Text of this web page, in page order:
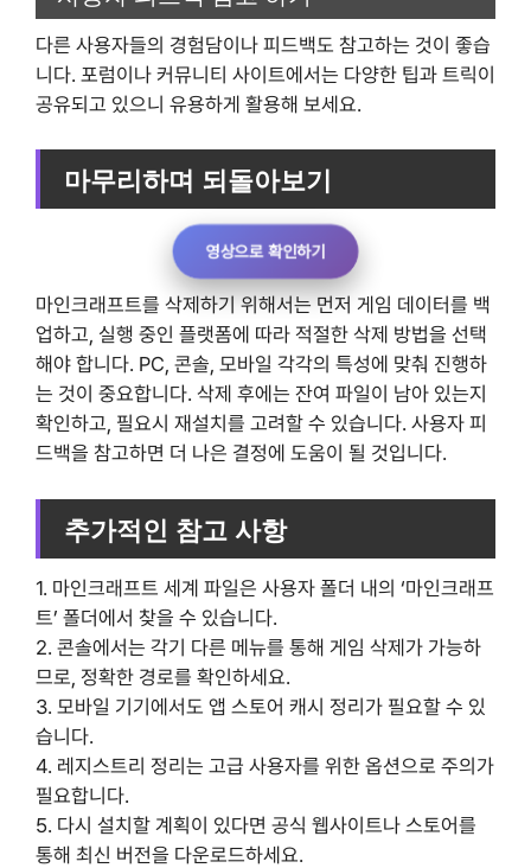
다른 사용자들의 경험담이나 피드백도 참고하는 것이 좋습
니다. 포럼이나 커뮤니티 사이트에서는 다양한 팁과 트릭이
공유되고 있으니 유용하게 활용해 보세요.
마무리하며 되돌아보기
영상으로 확인하기
마인크래프트를 삭제하기 위해서는 먼저 게임 데이터를 백
업하고, 실행 중인 플랫폼에 따라 적절한 삭제 방법을 선택
해야 합니다. PC, 콘솔, 모바일 각각의 특성에 맞춰 진행하
는 것이 중요합니다. 삭제 후에는 잔여 파일이 남아 있는지
확인하고, 필요시 재설치를 고려할 수 있습니다. 사용자 피
드백을 참고하면 더 나은 결정에 도움이 될 것입니다.
추가적인 참고 사항
1. 마인크래프트 세계 파일은 사용자 폴더 내의 ‘마인크래프
트’ 폴더에서 찾을 수 있습니다.
2. 콘솔에서는 각기 다른 메뉴를 통해 게임 삭제가 가능하
므로, 정확한 경로를 확인하세요.
3. 모바일 기기에서도 앱 스토어 캐시 정리가 필요할 수 있
습니다.
4. 레지스트리 정리는 고급 사용자를 위한 옵션으로 주의가
필요합니다.
5. 다시 설치할 계획이 있다면 공식 웹사이트나 스토어를
통해 최신 버전을 다운로드하세요.